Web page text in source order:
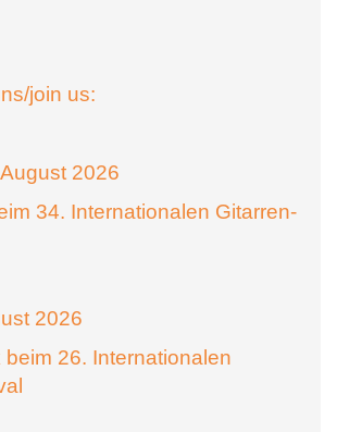
join us:
2026
34. Internationalen Gitarren-
2026
beim 26. Internationalen